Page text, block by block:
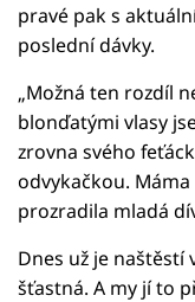
pravé pak s
poslední dávky.
„Možná ten rozdíl
blonďatými vlasy
zrovna svého
odvykačkou.
prozradila mladá
Dnes už je naštěstí
šťastná. A my jí to